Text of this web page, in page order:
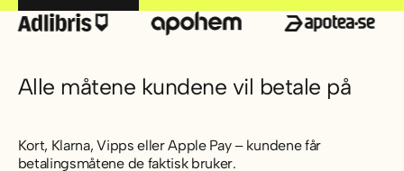
Alle måtene kundene vil betale på
Kort, Klarna, Vipps eller Apple Pay – kundene får
betalingsmåtene de faktisk bruker.